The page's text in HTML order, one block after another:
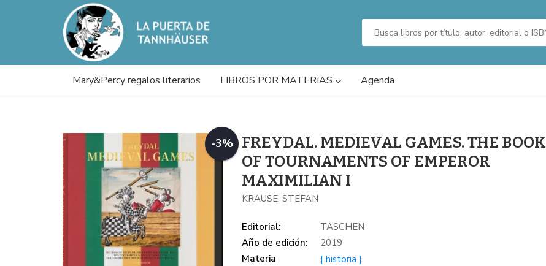
Mary&Percy regalos literarios LIBROS POR MATERIAS Agenda
-3%
FREYDAL. MEDIEVAL GAMES. THE BOOK
OF TOURNAMENTS OF EMPEROR
MAXIMILIAN I
KRAUSE, STEFAN
Editorial:
TASCHEN
Año de edición:
2019
Materia
[ historia ]